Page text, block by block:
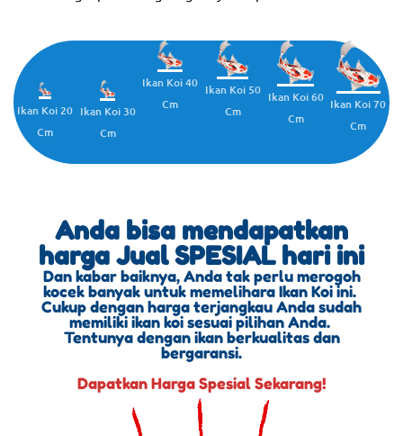
Ikan Koi 20
Cm
Ikan Koi 30
Cm
Ikan Koi 40
Cm
Ikan Koi 50
Cm
Ikan Koi 60
Cm
Ikan Koi 70
Cm
Anda bisa mendapatkan
harga Jual SPESIAL hari ini
Dan kabar baiknya, Anda tak perlu merogoh
kocek banyak untuk memelihara Ikan Koi ini.
Cukup dengan harga terjangkau Anda sudah
memiliki ikan koi sesuai pilihan Anda.
Tentunya dengan ikan berkualitas dan
bergaransi.
Dapatkan Harga Spesial Sekarang!